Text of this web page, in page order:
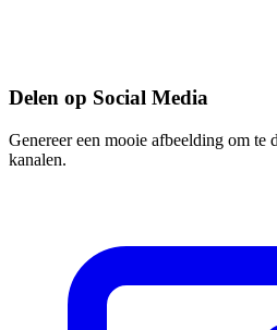
Delen op Social Media
Genereer een mooie afbeelding om te
kanalen.